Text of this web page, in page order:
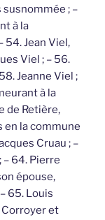
susnommée ; –
à la
54. Jean Viel,
Viel ; – 56.
Jeanne Viel ;
à la
de Retière,
en la commune
Cruau ; –
– 64. Pierre
épouse,
65. Louis
Corroyer et